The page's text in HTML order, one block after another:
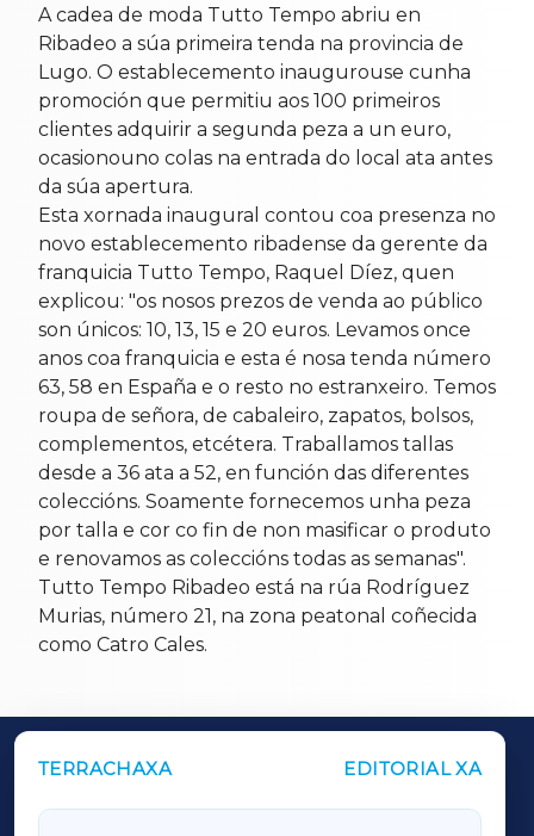
A cadea de moda Tutto Tempo abriu en
Ribadeo a súa primeira tenda na provincia de
Lugo. O establecemento inaugurouse cunha
promoción que permitiu aos 100 primeiros
clientes adquirir a segunda peza a un euro,
ocasionouno colas na entrada do local ata antes
da súa apertura.
Esta xornada inaugural contou coa presenza no
novo establecemento ribadense da gerente da
franquicia Tutto Tempo, Raquel Díez, quen
explicou: "os nosos prezos de venda ao público
son únicos: 10, 13, 15 e 20 euros. Levamos once
anos coa franquicia e esta é nosa tenda número
63, 58 en España e o resto no estranxeiro. Temos
roupa de señora, de cabaleiro, zapatos, bolsos,
complementos, etcétera. Traballamos tallas
desde a 36 ata a 52, en función das diferentes
coleccións. Soamente fornecemos unha peza
por talla e cor co fin de non masificar o produto
e renovamos as coleccións todas as semanas".
Tutto Tempo Ribadeo está na rúa Rodríguez
Murias, número 21, na zona peatonal coñecida
como Catro Cales.
TERRACHAXA EDITORIAL XA
OUTROS PERIÓDICOS